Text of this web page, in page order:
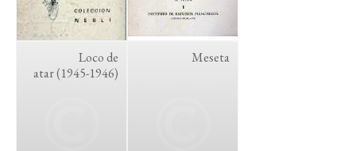
Loco de
atar (1945-1946)
Meseta